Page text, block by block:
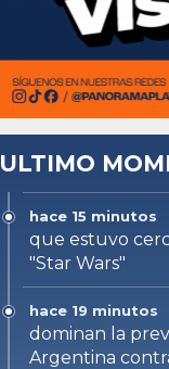
ULTIMO
hace 15 minutos
que estuvo
"Star Wars"
hace 19 minutos
dominan la
Argentina